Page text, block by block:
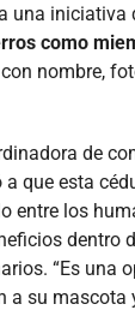
una iniciativa
como
nombre,
de
a que esta
entre los
dentro
“Es una
a su mascota